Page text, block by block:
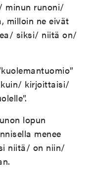
minun runoni/
milloin ne eivät
siksi/ niitä on/
kuin/ kirjoittaisi/
lopun
menee
niitä/ on niin/